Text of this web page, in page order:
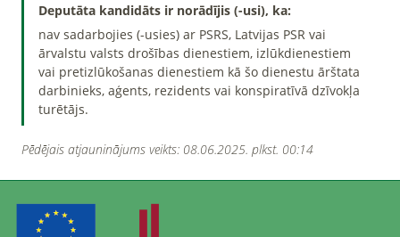
Deputāta kandidāts ir norādījis (-usi), ka:
nav sadarbojies (-usies) ar PSRS, Latvijas PSR vai
ārvalstu valsts drošības dienestiem, izlūkdienestiem
vai pretizlūkošanas dienestiem kā šo dienestu ārštata
darbinieks, aģents, rezidents vai konspiratīvā dzīvokļa
turētājs.
Pēdējais atjauninājums veikts: 08.06.2025. plkst. 00:14